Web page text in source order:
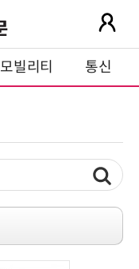
모빌리티 통신